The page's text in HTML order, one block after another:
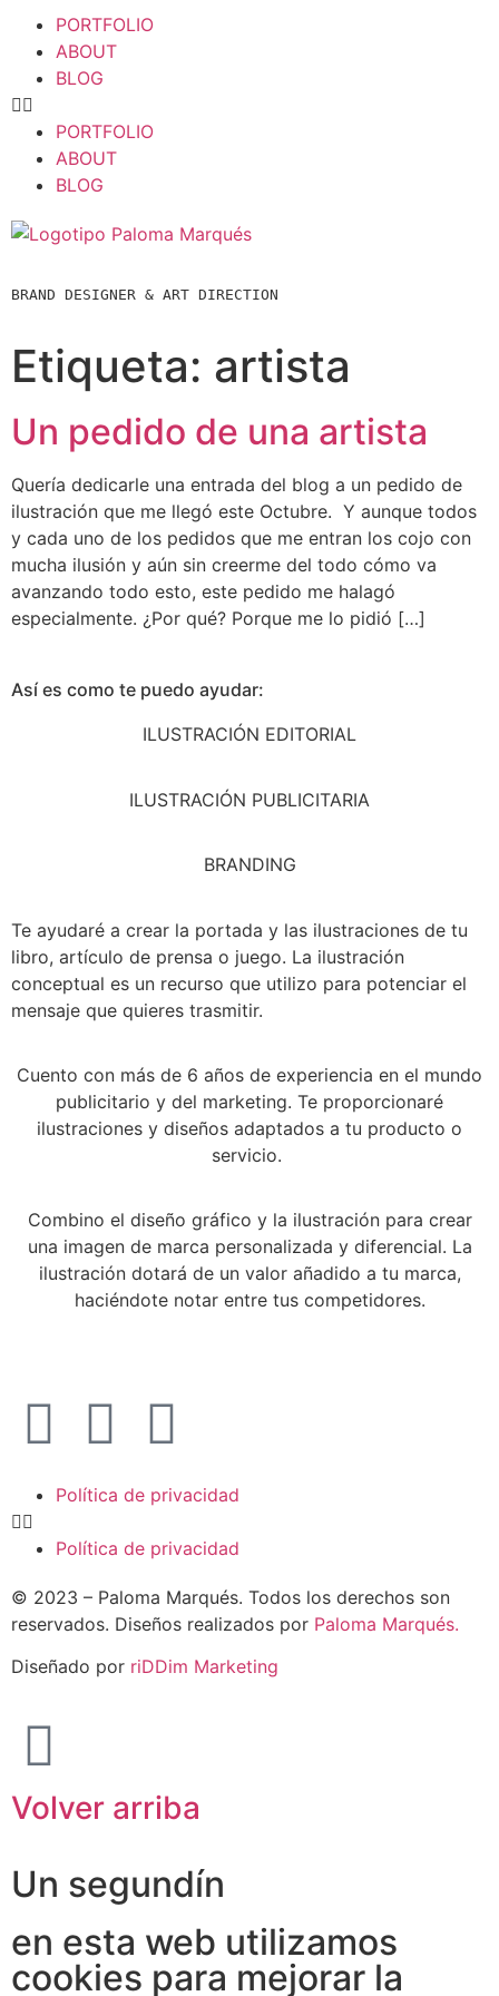
PORTFOLIO
ABOUT
BLOG
PORTFOLIO
ABOUT
BLOG
BRAND DESIGNER & ART DIRECTION
Etiqueta: artista
Un pedido de una artista
Quería dedicarle una entrada del blog a un pedido de
ilustración que me llegó este Octubre. Y aunque todos
y cada uno de los pedidos que me entran los cojo con
mucha ilusión y aún sin creerme del todo cómo va
avanzando todo esto, este pedido me halagó
especialmente. ¿Por qué? Porque me lo pidió […]
Así es como te puedo ayudar:
ILUSTRACIÓN EDITORIAL
ILUSTRACIÓN PUBLICITARIA
BRANDING
Te ayudaré a crear la portada y las ilustraciones de tu
libro, artículo de prensa o juego. La ilustración
conceptual es un recurso que utilizo para potenciar el
mensaje que quieres trasmitir.
Cuento con más de 6 años de experiencia en el mundo
publicitario y del marketing. Te proporcionaré
ilustraciones y diseños adaptados a tu producto o
servicio.
Combino el diseño gráfico y la ilustración para crear
una imagen de marca personalizada y diferencial. La
ilustración dotará de un valor añadido a tu marca,
haciéndote notar entre tus competidores.
Política de privacidad
Política de privacidad
© 2023 – Paloma Marqués. Todos los derechos son
reservados. Diseños realizados por Paloma Marqués.
Diseñado por riDDim Marketing
Volver arriba
Un segundín
en esta web utilizamos
cookies para mejorar la